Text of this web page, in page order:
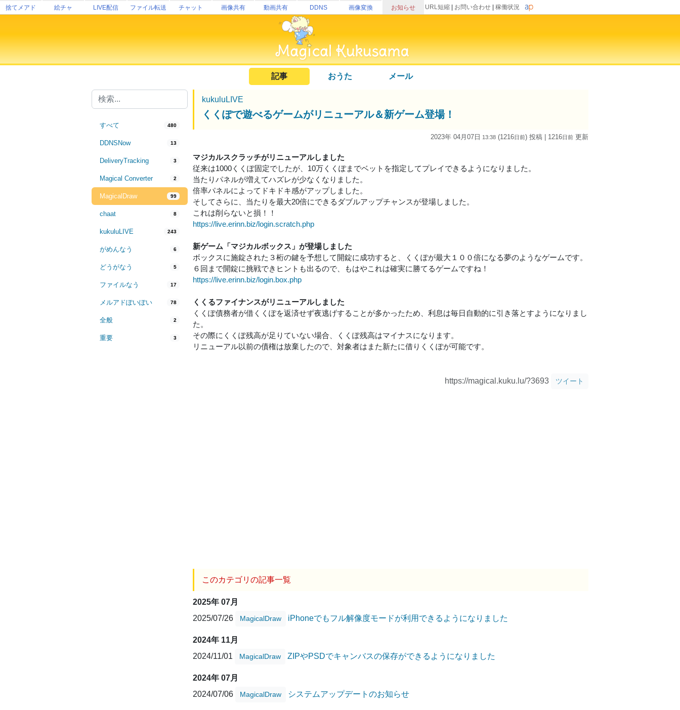
捨てメアド 絵チャ LIVE配信 ファイル転送 チャット 画像共有 動画共有 DDNS 画像変換 お知らせ URL短縮 お問い合わせ 稼働状況
記事 おうた メール
すべて 480
DDNSNow 13
DeliveryTracking 3
Magical Converter 2
MagicalDraw 99
chaat 8
kukuluLIVE 243
がめんなう 6
どうがなう 5
ファイルなう 17
メルアドぽいぽい 78
全般 2
重要 3
kukuluLIVE
くくぽで遊べるゲームがリニューアル＆新ゲーム登場！
2023年 04月07日 13:38 (1216日前) 投稿 | 1216日前 更新
マジカルスクラッチがリニューアルしました
従来は1000くくぽ固定でしたが、10万くくぽまでベットを指定してプレイできるようになりました。
当たりパネルが増えてハズレが少なくなりました。
倍率パネルによってドキドキ感がアップしました。
そしてさらに、当たりを最大20倍にできるダブルアップチャンスが登場しました。
これは削らないと損！！
https://live.erinn.biz/login.scratch.php
新ゲーム「マジカルボックス」が登場しました
ボックスに施錠された３桁の鍵を予想して開錠に成功すると、くくぽが最大１００倍になる夢のようなゲームです。
６回まで開錠に挑戦できヒントも出るので、もはやこれは確実に勝てるゲームですね！
https://live.erinn.biz/login.box.php
くくるファイナンスがリニューアルしました
くくぽ債務者が借くくぽを返済せず夜逃げすることが多かったため、利息は毎日自動的に引き落とすようになりまし
た。
その際にくくぽ残高が足りていない場合、くくぽ残高はマイナスになります。
リニューアル以前の債権は放棄したので、対象者はまた新たに借りくくぽが可能です。
https://magical.kuku.lu/?3693 ツイート
このカテゴリの記事一覧
2025年 07月
2025/07/26
MagicalDraw iPhoneでもフル解像度モードが利用できるようになりました
2024年 11月
2024/11/01
MagicalDraw ZIPやPSDでキャンバスの保存ができるようになりました
2024年 07月
2024/07/06
MagicalDraw システムアップデートのお知らせ